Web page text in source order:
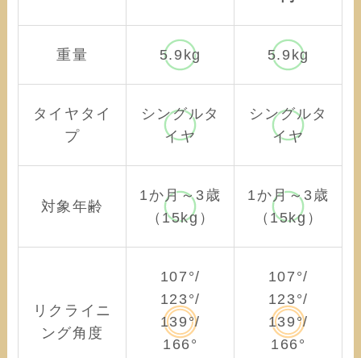
重量 5.9kg 5.9kg
タイヤタイ
プ
シングルタ
イヤ
シングルタ
イヤ
対象年齢
1か月～3歳
（15kg）
1か月～3歳
（15kg）
リクライニ
ング角度
107°/
123°/
139°/
166°
107°/
123°/
139°/
166°